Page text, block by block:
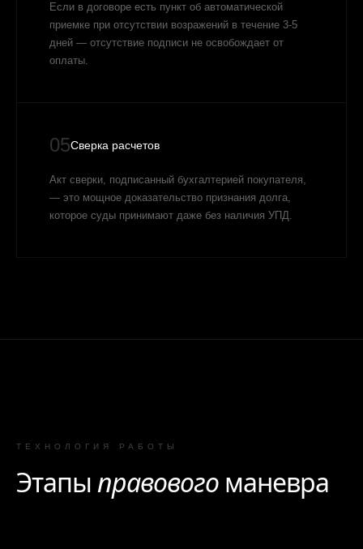
Если в договоре есть пункт об автоматической
приемке при отсутствии возражений в течение 3-5
дней — отсутствие подписи не освобождает от
оплаты.
05Сверка расчетов
Акт сверки, подписанный бухгалтерией покупателя,
— это мощное доказательство признания долга,
которое суды принимают даже без наличия УПД.
ТЕХНОЛОГИЯ РАБОТЫ
Этапыправового маневра